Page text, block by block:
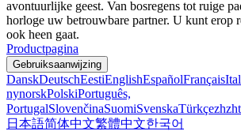
avontuurlijke geest. Van bosregens tot ruige
horloge uw betrouwbare partner. U kunt erop
ook heen gaat.
Productpagina
Gebruiksaanwijzing
DanskDeutschEestiEnglishEspañolFrançais
nynorskPolskiPortuguês,
PortugalSlovenčinaSuomiSvenskaTürkçezhzht
日本語简体中文繁體中文한국어